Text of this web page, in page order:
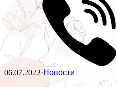
06.07.2022·Новости